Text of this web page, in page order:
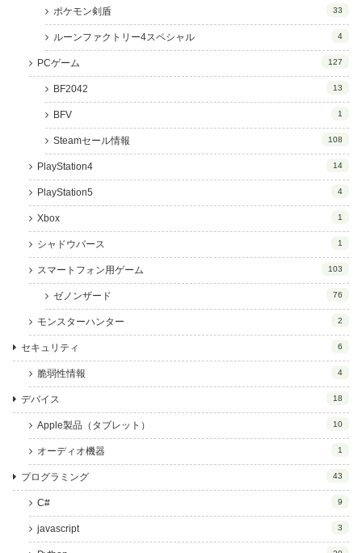
ポケモン剣盾 33
ルーンファクトリー4スペシャル 4
PCゲーム 127
BF2042 13
BFV 1
Steamセール情報 108
PlayStation4 14
PlayStation5 4
Xbox 1
シャドウバース 1
スマートフォン用ゲーム 103
ゼノンザード 76
モンスターハンター 2
セキュリティ 6
脆弱性情報 4
デバイス 18
Apple製品（タブレット） 10
オーディオ機器 1
プログラミング 43
C# 9
javascript 3